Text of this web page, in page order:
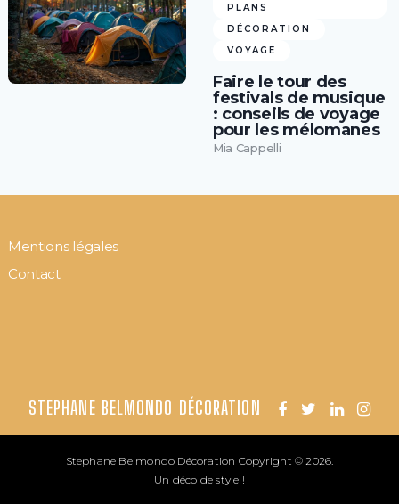
PLANS
DÉCORATION
VOYAGE
Faire le tour des
festivals de musique
: conseils de voyage
pour les mélomanes
Mia Cappelli
Mentions légales
Contact
STEPHANE BELMONDO DÉCORATION
Stephane Belmondo Décoration Copyright © 2026.
Un déco de style !